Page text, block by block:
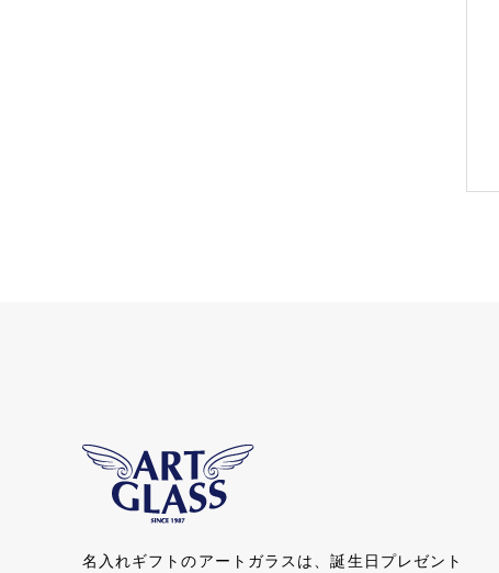
名入れギフトのアートガラスは、誕生日プレゼント